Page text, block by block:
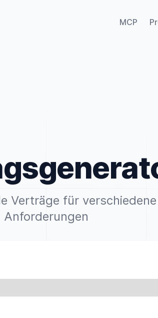
MCP
Verträge für
Anforderungen